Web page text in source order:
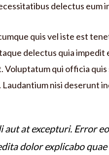
delectus eum
quis vel iste est
delectus quia impedit
qui officia quis
Laudantium nisi deserunt
aut at excepturi. Error
dolor explicabo